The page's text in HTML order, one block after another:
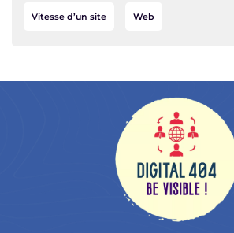
Vitesse d’un site Web